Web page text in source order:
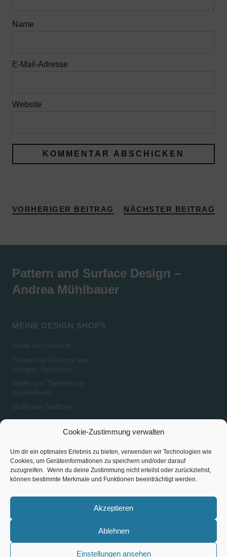
Cookie-Zustimmung verwalten
Um dir ein optimales Erlebnis zu bieten, verwenden wir Technologien wie
Cookies, um Geräteinformationen zu speichern und/oder darauf
zuzugreifen. Wenn du deine Zustimmung nicht erteilst oder zurückziehst,
können bestimmte Merkmale und Funktionen beeinträchtigt werden.
Akzeptieren
Ablehnen
Einstellungen ansehen
Name
E-Mail-Adresse
Website
VORHERIGER BEITRAG NÄCHSTER BEITRAG
Pattern and Surface Design –
Andrea Mühlbauer
MEINE DESIGN SHOPS
Stoffe bei Lillestoff
Tassen mit Designs und
witzigen Sprüchen
Stoffe und Tapeten bei
Spoonflower
Stoffe bei Stofflove
SOCIAL MEDIA
Instagram
IMPRESSUM /
DATENSCHUTZ
Impressum – Kontakt
Datenschutzerklärung